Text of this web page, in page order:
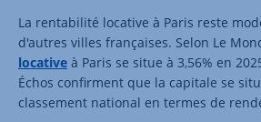
La rentabilité locative à Paris reste
d'autres villes françaises. Selon Le
locative à Paris se situe à 3,56% en
Échos confirment que la capitale se
classement national en termes de